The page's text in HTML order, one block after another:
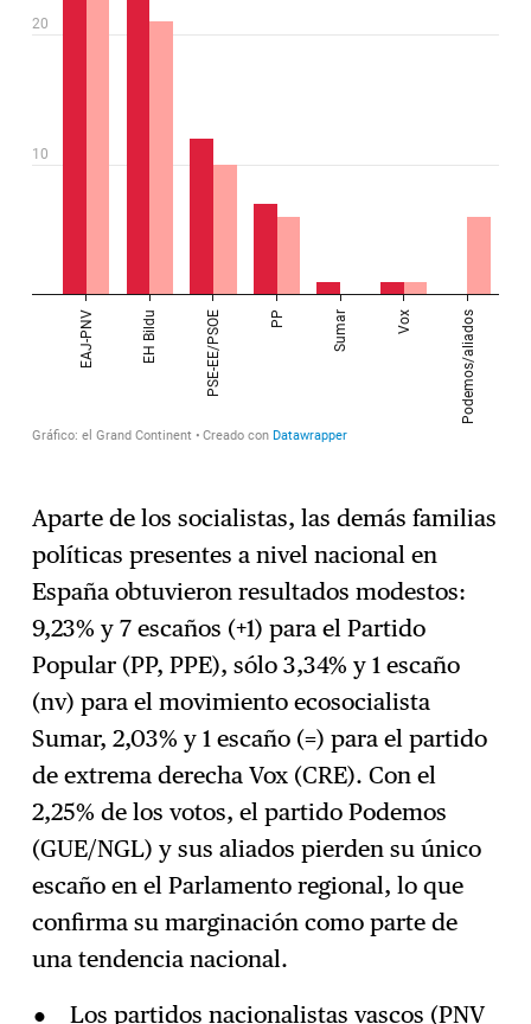
Aparte de los socialistas, las demás familias
políticas presentes a nivel nacional en
España obtuvieron resultados modestos:
9,23% y 7 escaños (+1) para el Partido
Popular (PP, PPE), sólo 3,34% y 1 escaño
(nv) para el movimiento ecosocialista
Sumar, 2,03% y 1 escaño (=) para el partido
de extrema derecha Vox (CRE). Con el
2,25% de los votos, el partido Podemos
(GUE/NGL) y sus aliados pierden su único
escaño en el Parlamento regional, lo que
confirma su marginación como parte de
una tendencia nacional.
Los partidos nacionalistas vascos (PNV